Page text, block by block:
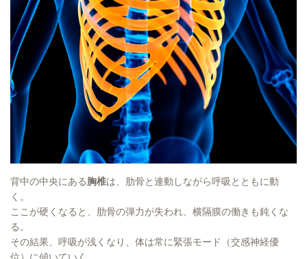
背中の中央にある 胸椎は、肋骨と連動しながら呼吸とともに動
く。
ここが硬くなると、肋骨の弾力が失われ、横隔膜の働きも鈍くな
る。
その結果、呼吸が浅くなり、体は常に緊張モード（交感神経優